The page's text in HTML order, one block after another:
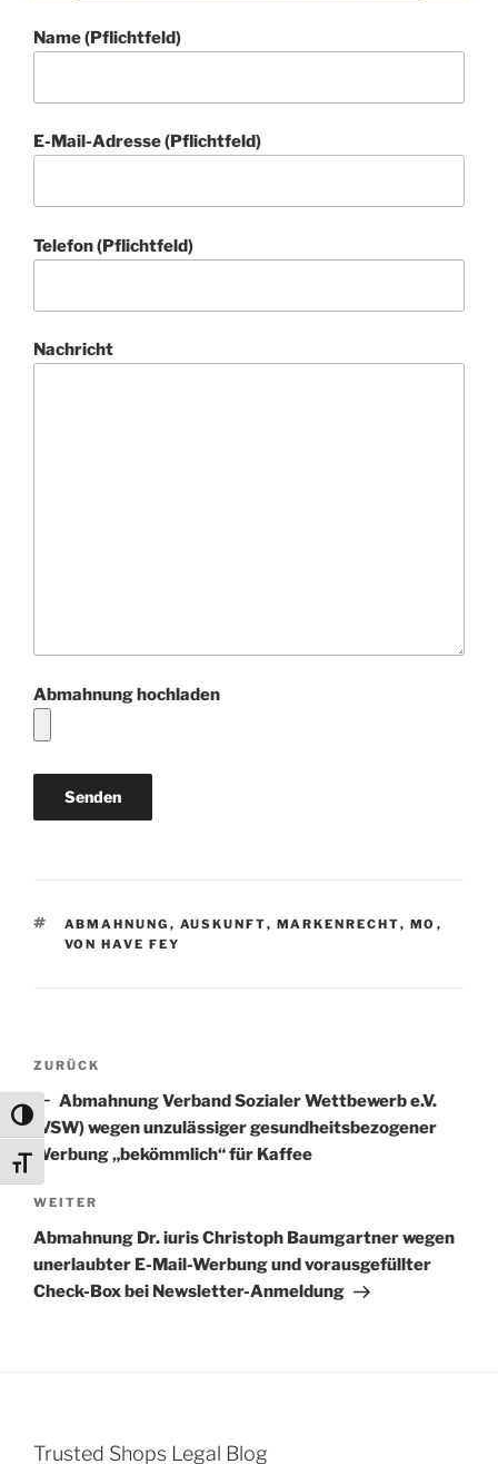
Umschalten auf hohe Kontraste
Schrift vergrößern
Name (Pflichtfeld)
E-Mail-Adresse (Pflichtfeld)
Telefon (Pflichtfeld)
Nachricht
Abmahnung hochladen
SCHLAGWÖRTER
ABMAHNUNG , AUSKUNFT, MARKENRECHT, MO ,
VON HAVE FEY
Beitragsnavigation
Vorheriger
Beitrag
ZURÜCK
Abmahnung Verband Sozialer Wettbewerb e.V.
(VSW) wegen unzulässiger gesundheitsbezogener
Werbung „bekömmlich“ für Kaffee
Nächster
Beitrag
WEITER
Abmahnung Dr. iuris Christoph Baumgartner wegen
unerlaubter E-Mail-Werbung und vorausgefüllter
Check-Box bei Newsletter-Anmeldung
Trusted Shops Legal Blog